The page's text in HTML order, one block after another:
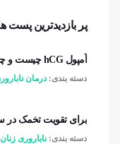
پر بازدیدترین پست
آمپول hCG چیست و چه تاثیری در بارداری دارد؟
دسته بندی: درمان
برای تقویت تخمک در
دسته بندی: ناباروری زنان